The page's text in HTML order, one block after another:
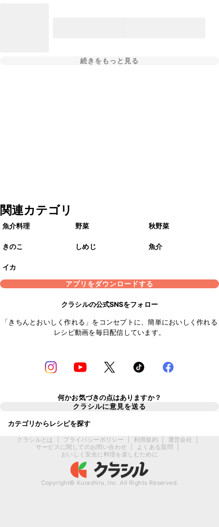
続きをもっと見る
関連カテゴリ
魚介料理 野菜 秋野菜
きのこ しめじ 魚介
イカ
アプリをダウンロードする
クラシルの公式SNSをフォロー
「きちんとおいしく作れる」をコンセプトに、簡単においしく作れる
レシピ動画を毎日配信しています。
何かお気づきの点はありますか？
クラシルに意見を送る
カテゴリからレシピを探す
クラシルとは プライバシーポリシー 利用規約 運営会社
サービスに関してのお問い合わせ
よくある質問
おいしく安全に料理を楽しむために
Copyright© Kurashiru, Inc. All Rights Reserved.